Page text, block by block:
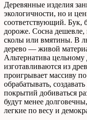
Деревянные изделия
экологичности, но и
соответствующий. Бук,
дороже. Сосна дешевле,
сколы или вмятины. В
дерево — живой
Альтернатива
изготавливаются из
проигрывает массиву
обрабатывать,
покрытий добиваться
будут менее
легкие по весу и